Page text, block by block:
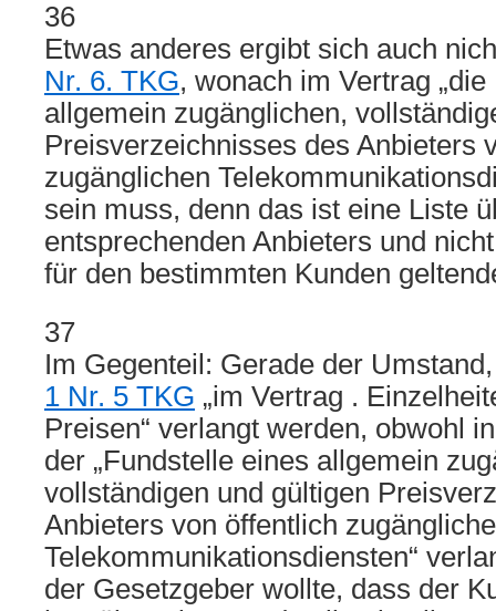
36
Etwas anderes ergibt sich auch
Nr. 6. TKG, wonach im Vertrag
allgemein zugänglichen,
Preisverzeichnisses des Anbieters
zugänglichen
sein muss, denn das ist eine Liste
entsprechenden Anbieters und
für den bestimmten Kunden
37
Im Gegenteil: Gerade der
1 Nr. 5 TKG „im Vertrag .
Preisen“ verlangt werden, obwohl
der „Fundstelle eines allgemein
vollständigen und gültigen
Anbieters von öffentlich
Telekommunikationsdiensten“
der Gesetzgeber wollte, dass der